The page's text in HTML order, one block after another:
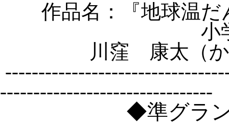
作品名：『地球温だ
小
川窪 康太 （
--------------------------------
◆準グラ